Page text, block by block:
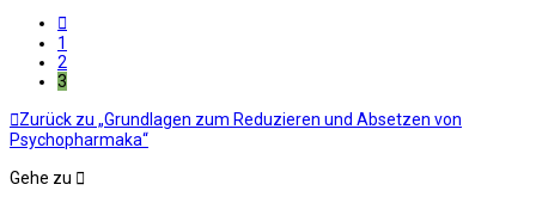
1
2
3
Zurück zu „Grundlagen zum Reduzieren und Absetzen von
Psychopharmaka“
Gehe zu